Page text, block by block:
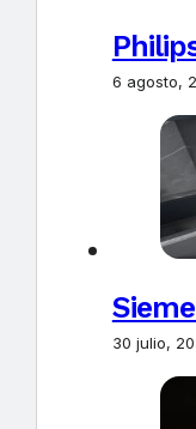
6 agosto,
30 julio,